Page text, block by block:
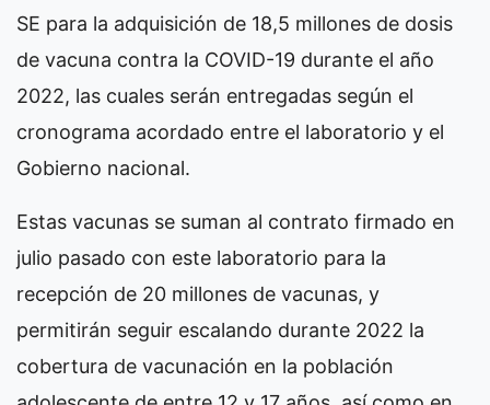
SE para la adquisición de 18,5 millones de dosis
de vacuna contra la COVID-19 durante el año
2022, las cuales serán entregadas según el
cronograma acordado entre el laboratorio y el
Gobierno nacional.
Estas vacunas se suman al contrato firmado en
julio pasado con este laboratorio para la
recepción de 20 millones de vacunas, y
permitirán seguir escalando durante 2022 la
cobertura de vacunación en la población